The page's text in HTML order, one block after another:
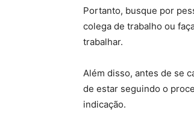
Portanto, busque por
colega de trabalho ou
trabalhar.
Além disso, antes de se
de estar seguindo o
indicação.